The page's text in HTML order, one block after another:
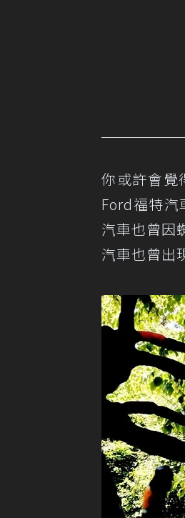
你或許會覺
Ford福特
汽車也曾因
汽車也曾出